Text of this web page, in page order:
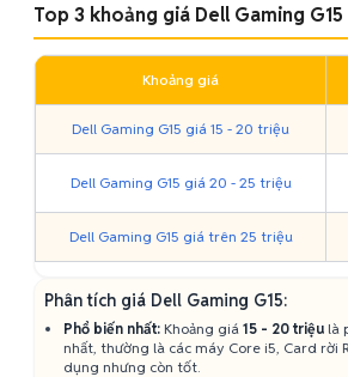
Top 3 khoảng giá Dell Gaming
Khoảng giá
Dell Gaming G15 giá 15 - 20 triệu
Dell Gaming G15 giá 20 - 25 triệu
Dell Gaming G15 giá trên 25 triệu
Phân tích giá Dell Gaming G15:
Phổ biến nhất: Khoảng giá 15 - 20 triệu là
nhất, thường là các máy Core i5, Card rời
dụng nhưng còn tốt.